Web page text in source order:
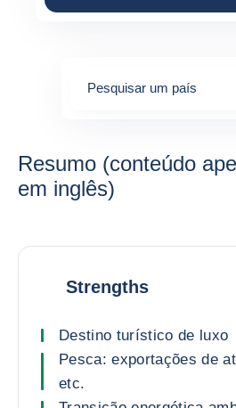
Pesquisar um país
Resumo (conteúdo
em inglês)
Strengths
Destino turístico de luxo
Pesca: exportações de
etc.